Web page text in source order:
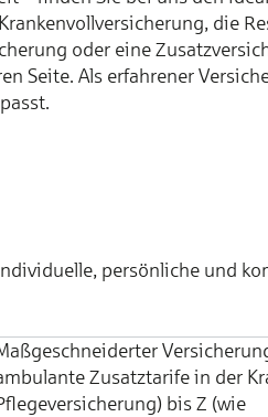
die
oder eine
Seite. Als erfahrener
persönliche und
Zusatztarife in der
bis Z (wie